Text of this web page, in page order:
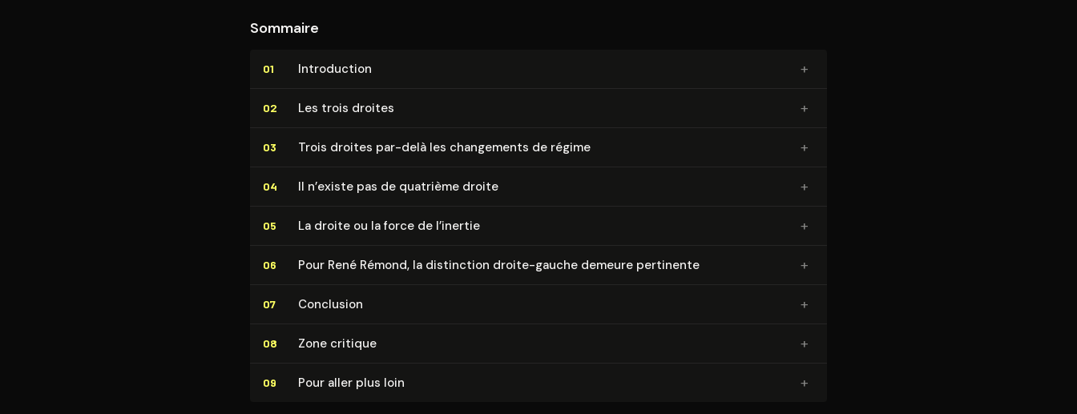
Sommaire
01 In­tro­duc­tion +
02 Les trois droites +
03 Trois droites par-delà les changements de régime +
04 Il n’existe pas de quatrième droite +
05 La droite ou la force de l’inertie +
06 Pour René Rémond, la distinction droite-gauche demeure pertinente +
07 Conclusion +
08 Zone critique +
09 Pour aller plus loin +